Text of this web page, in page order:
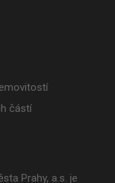
částí
Prahy, a.s. je